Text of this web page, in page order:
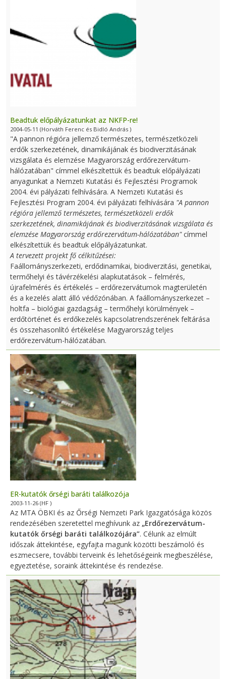
Beadtuk előpályázatunkat az NKFP-re!
2004-05-11 (Horváth Ferenc és Bidló András )
"A pannon régióra jellemző természetes, természetközeli
erdők szerkezetének, dinamikájának és biodiverzitásának
vizsgálata és elemzése Magyarország erdőrezervátum-
hálózatában" címmel elkészítettük és beadtuk előpályázati
anyagunkat a Nemzeti Kutatási és Fejlesztési Programok
2004. évi pályázati felhívására. A Nemzeti Kutatási és
Fejlesztési Program 2004. évi pályázati felhívására "A pannon
régióra jellemző természetes, természetközeli erdők
szerkezetének, dinamikájának és biodiverzitásának vizsgálata és
elemzése Magyarország erdőrezervátum-hálózatában"címmel
elkészítettük és beadtuk előpályázatunkat.
A tervezett projekt fő célkitűzései:
Faállományszerkezeti, erdődinamikai, biodiverzitási, genetikai,
termőhelyi és távérzékelési alapkutatások – felmérés,
újrafelmérés és értékelés – erdőrezervátumok magterületén
és a kezelés alatt álló védőzónában. A faállományszerkezet –
holtfa – biológiai gazdagság – termőhelyi körülmények –
erdőtörténet és erdőkezelés kapcsolatrendszerének feltárása
és összehasonlító értékelése Magyarország teljes
erdőrezervátum-hálózatában.
ER-kutatók őrségi baráti találkozója
2003-11-26 (HF )
Az MTA ÖBKI és az Őrségi Nemzeti Park Igazgatósága közös
rendezésében szeretettel meghívunk az „Erdőrezervátum-
kutatók őrségi baráti találkozójára”. Célunk az elmúlt
időszak áttekintése, egyfajta magunk közötti beszámoló és
eszmecsere, további terveink és lehetőségeink megbeszélése,
egyeztetése, soraink áttekintése és rendezése.